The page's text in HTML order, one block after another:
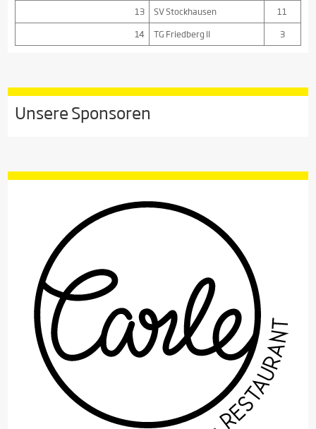
13
SV Stockhausen
11
14
TG Friedberg II 3
Unsere Sponsoren